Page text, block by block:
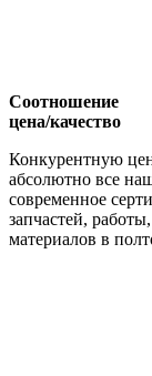
Соотношение
цена/качество
Конкурентную
абсолютно все
современное
запчастей,
материалов в